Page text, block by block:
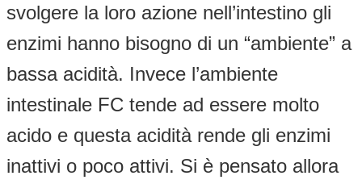
svolgere la loro azione nell’intestino gli
enzimi hanno bisogno di un “ambiente” a
bassa acidità. Invece l’ambiente
intestinale FC tende ad essere molto
acido e questa acidità rende gli enzimi
inattivi o poco attivi. Si è pensato allora